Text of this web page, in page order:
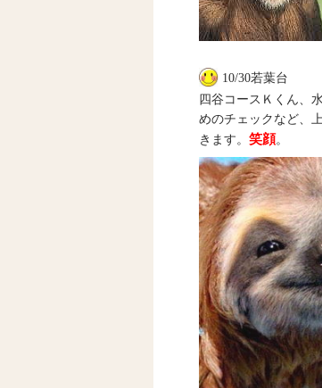
10/30若葉台
四谷コースＫくん、
めのチェックなど、
きます。笑顔。